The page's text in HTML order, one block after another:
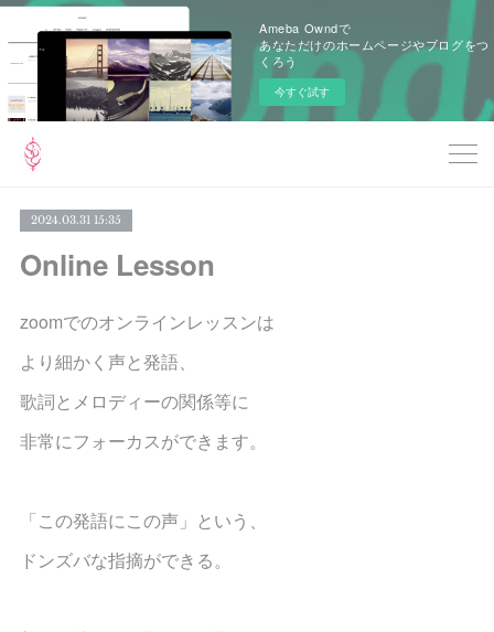
Ameba Owndで
あなただけのホームページやブログをつ
くろう
今すぐ試す
2024.03.31 15:35
Online Lesson
zoomでのオンラインレッスンは
より細かく声と発語、
歌詞とメロディーの関係等に
非常にフォーカスができます。
「この発語にこの声」という、
ドンズバな指摘ができる。